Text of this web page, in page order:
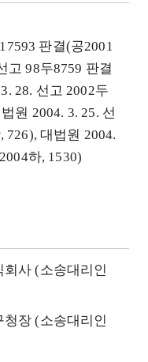
판결(공2001
고 98두8759 판결
28. 선고 2002두
원 2004. 3. 25. 선
726), 대법원 2004.
하, 1530)
사 (소송대리인
장 (소송대리인